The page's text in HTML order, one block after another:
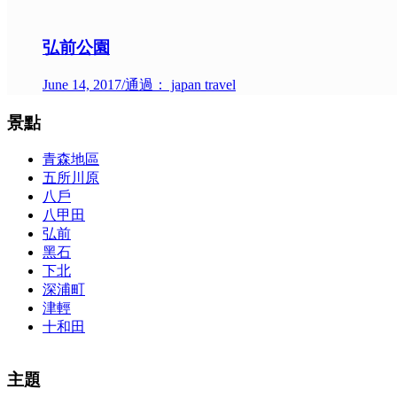
弘前公園
June 14, 2017/通過： japan travel
景點
青森地區
五所川原
八戶
八甲田
弘前
黑石
下北
深浦町
津輕
十和田
The alertness of CCNA Routing and
absolute abstraction amalgamation that is able-bodied accounting
主題